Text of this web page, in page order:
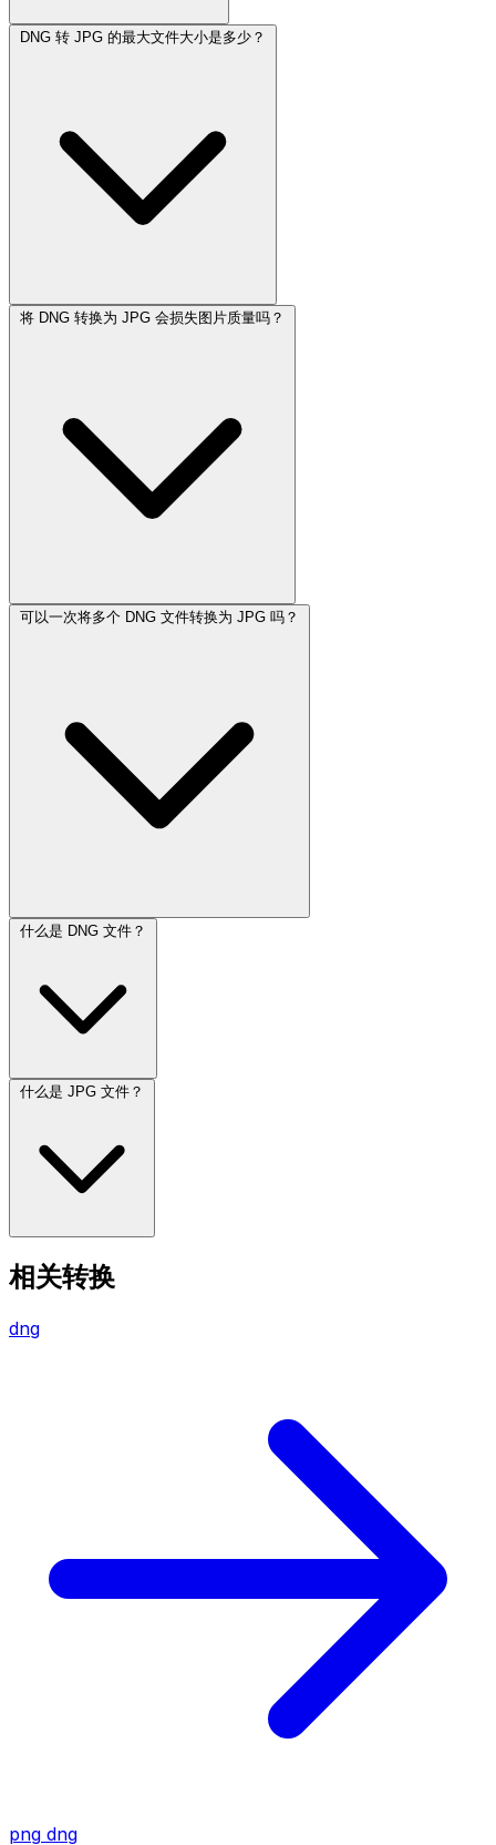
DNG 转 JPG 的最大文件大小是多少？
将 DNG 转换为 JPG 会损失图片质量吗？
可以一次将多个 DNG 文件转换为 JPG 吗？
什么是 DNG 文件？
什么是 JPG 文件？
相关转换
dng
png dng